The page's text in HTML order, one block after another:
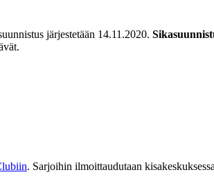
järjestetään 14.11.2020.
. Sarjoihin ilmoittaudutaan